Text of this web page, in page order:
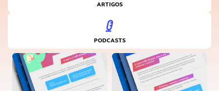
ARTIGOS
PODCASTS